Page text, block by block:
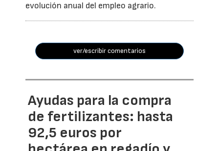
evolución anual del empleo agrario.
ver/escribir comentarios
Ayudas para la compra
de fertilizantes: hasta
92,5 euros por